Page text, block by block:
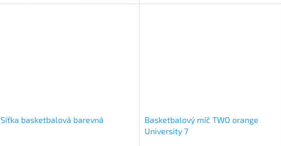
Síťka basketbalová barevná
Basketbalový míč TWO orange
University 7